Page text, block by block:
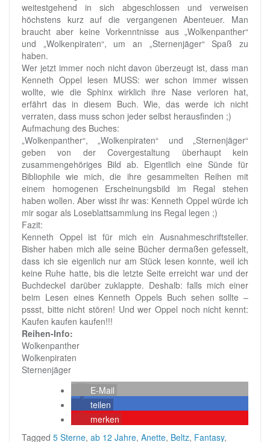
weitestgehend in sich abgeschlossen und verweisen
höchstens kurz auf die vergangenen Abenteuer. Man
braucht aber keine Vorkenntnisse aus „Wolkenpanther“
und „Wolkenpiraten“, um an „Sternenjäger“ Spaß zu
haben.
Wer jetzt immer noch nicht davon überzeugt ist, dass man
Kenneth Oppel lesen MUSS: wer schon immer wissen
wollte, wie die Sphinx wirklich ihre Nase verloren hat,
erfährt das in diesem Buch. Wie, das werde ich nicht
verraten, dass muss schon jeder selbst herausfinden ;)
Aufmachung des Buches:
„Wolkenpanther“, „Wolkenpiraten“ und „Sternenjäger“
geben von der Covergestaltung überhaupt kein
zusammengehöriges Bild ab. Eigentlich eine Sünde für
Bibliophile wie mich, die ihre gesammelten Reihen mit
einem homogenen Erscheinungsbild im Regal stehen
haben wollen. Aber wisst ihr was: Kenneth Oppel würde ich
mir sogar als Loseblattsammlung ins Regal legen ;)
Fazit:
Kenneth Oppel ist für mich ein Ausnahmeschriftsteller.
Bisher haben mich alle seine Bücher dermaßen gefesselt,
dass ich sie eigenlich nur am Stück lesen konnte, weil ich
keine Ruhe hatte, bis die letzte Seite erreicht war und der
Buchdeckel darüber zuklappte. Deshalb: falls mich einer
beim Lesen eines Kenneth Oppels Buch sehen sollte –
pssst, bitte nicht stören! Und wer Oppel noch nicht kennt:
Kaufen kaufen kaufen!!!
Reihen-Info:
Wolkenpanther
Wolkenpiraten
Sternenjäger
E-Mail
teilen
merken
Tagged 5 Sterne, ab 12 Jahre, Anette, Beltz, Fantasy,